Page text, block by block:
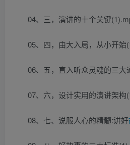
04、三，演讲的十个关键
05、四，由大入局，从小开始
06、五，直入听众灵魂的三大
07、六，设计实用的演讲架构
08、七、说服人心的精髓:讲好